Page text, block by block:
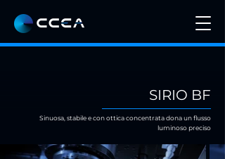
SIRIO BF
Sinuosa, stabile e con ottica concentrata dona un flusso
luminoso preciso